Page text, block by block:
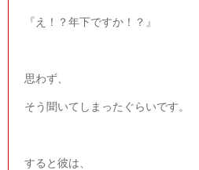
『え！？年下ですか！？』
思わず、
そう聞いてしまったぐらいです。
すると彼は、